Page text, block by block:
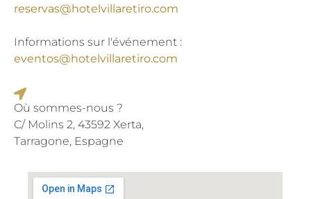
reservas@hotelvillaretiro.com
Informations sur l'événement :
eventos@hotelvillaretiro.com
Où sommes-nous ?
C/ Molins 2, 43592 Xerta,
Tarragone, Espagne